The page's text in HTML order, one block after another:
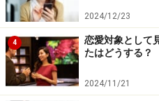
「私は今まで誰とも付き合
あっても、それも十人十色
はありません。自分ではダ
いう嘆いている女性も、良
2024/12/23
4
恋愛対象として
たはどうする？
2024/11/21